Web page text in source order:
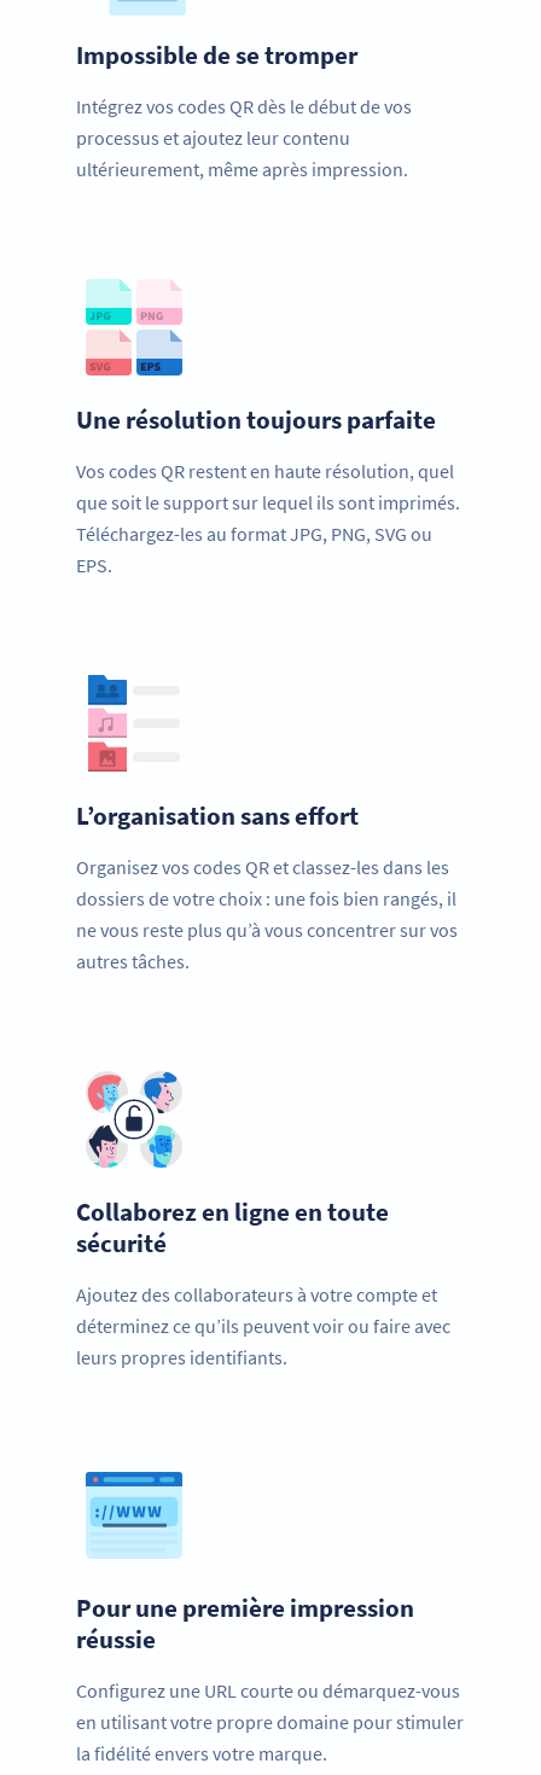
Impossible de se tromper
Intégrez vos codes QR dès le début de vos
processus et ajoutez leur contenu
ultérieurement, même après impression.
Une résolution toujours parfaite
Vos codes QR restent en haute résolution, quel
que soit le support sur lequel ils sont imprimés.
Téléchargez-les au format JPG, PNG, SVG ou
EPS.
L’organisation sans effort
Organisez vos codes QR et classez-les dans les
dossiers de votre choix : une fois bien rangés, il
ne vous reste plus qu’à vous concentrer sur vos
autres tâches.
Collaborez en ligne en toute
sécurité
Ajoutez des collaborateurs à votre compte et
déterminez ce qu’ils peuvent voir ou faire avec
leurs propres identifiants.
Pour une première impression
réussie
Configurez une URL courte ou démarquez-vous
en utilisant votre propre domaine pour stimuler
la fidélité envers votre marque.